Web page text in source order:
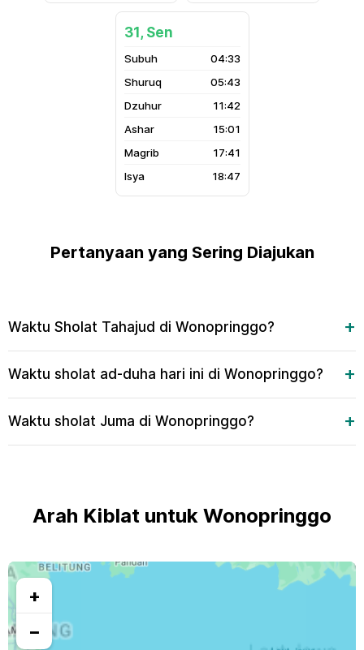
31, Sen
04:33
05:43
11:42
15:01
17:41
18:47
Pertanyaan yang Sering Diajukan
Waktu Sholat Tahajud di Wonopringgo?
Waktu sholat ad-duha hari ini di Wonopringgo?
Waktu sholat Juma di Wonopringgo?
Arah Kiblat untuk Wonopringgo
+
−